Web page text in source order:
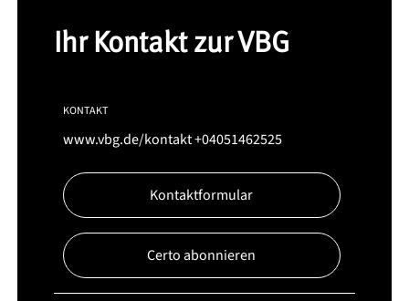
Ihr Kontakt zur VBG
KONTAKT
www.vbg.de/kontakt+04051462525
Kontaktformular
Certo abonnieren